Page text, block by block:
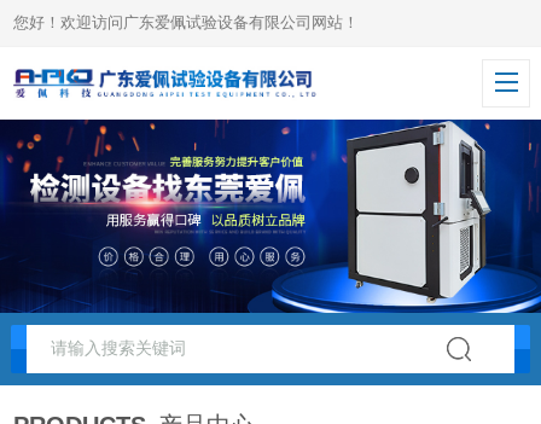
您好！欢迎访问广东爱佩试验设备有限公司网站！